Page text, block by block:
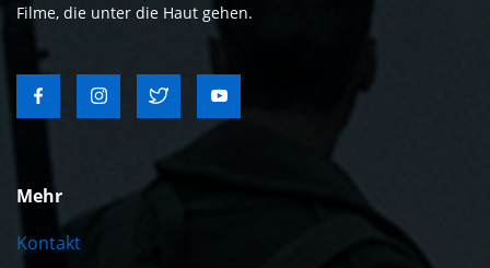
Filme, die unter die Haut gehen.
Mehr
Kontakt